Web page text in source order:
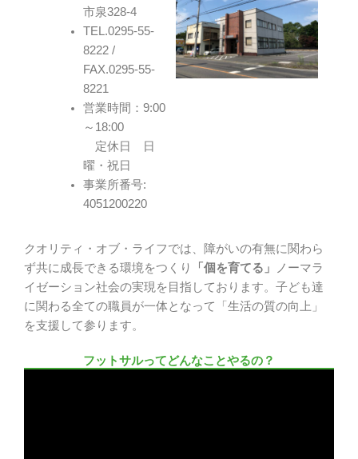
市泉328-4
TEL.0295-55-
8222 /
FAX.0295-55-
8221
営業時間：9:00
～18:00
定休日 日
曜・祝日
事業所番号:
4051200220
クオリティ・オブ・ライフでは、障がいの有無に関わら
ず共に成長できる環境をつくり
「個を育てる」
ノーマラ
イゼーション社会の実現を目指しております。子ども達
に関わる全ての職員が一体となって「生活の質の向上」
を支援して参ります。
フットサルってどんなことやるの？